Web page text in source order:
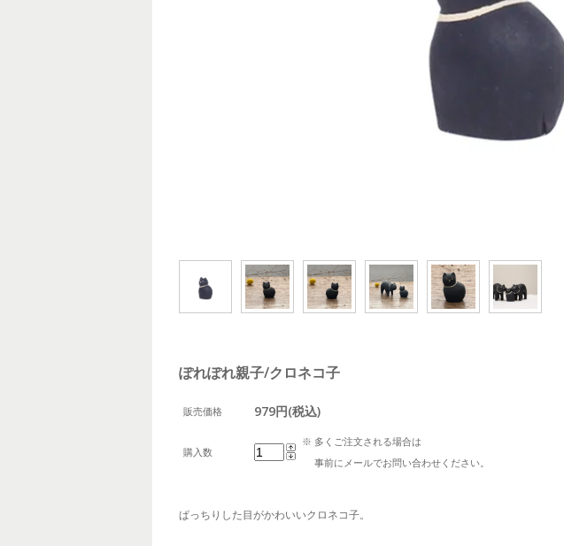
ぽれぽれ親子/クロネコ子
販売価格 979円(税込)
購入数
※ 多くご注文される場合は
事前にメールでお問い合わせください。
ぱっちりした目がかわいいクロネコ子。